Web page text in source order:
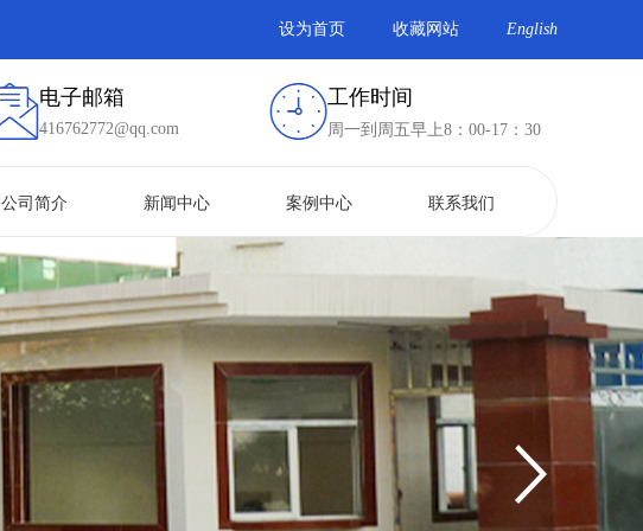
设为首页 收藏网站 English
电子邮箱
416762772@qq.com
工作时间
周一到周五早上8：00-17：30
公司简介 新闻中心 案例中心 联系我们